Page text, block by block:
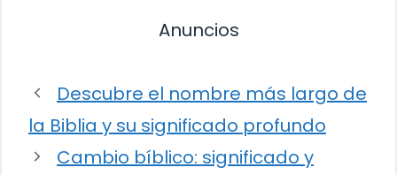
Anuncios
Descubre el nombre más largo de
la Biblia y su significado profundo
Cambio bíblico: significado y